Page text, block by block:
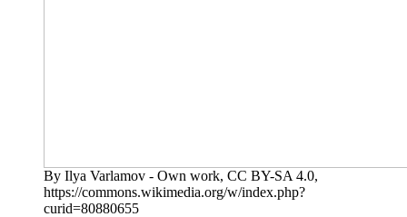
By Ilya Varlamov - Own work, CC BY-SA 4.0,
https://commons.wikimedia.org/w/index.php?
curid=80880655